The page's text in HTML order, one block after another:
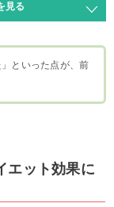
見る
といった点が、前
エット効果に